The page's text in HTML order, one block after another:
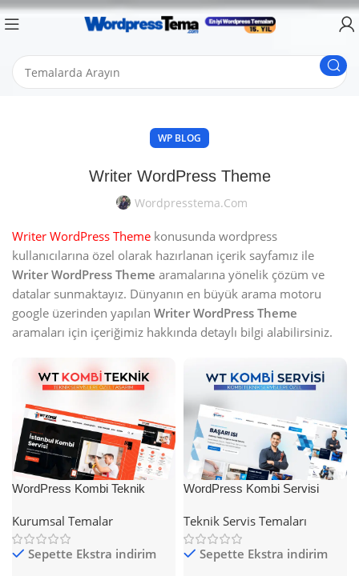
WP BLOG
Writer WordPress Theme
Wordpresstema.com
Writer WordPress Theme konusunda wordpress
kullanıcılarına özel olarak hazırlanan içerik sayfamız ile
Writer WordPress Theme aramalarına yönelik çözüm ve
datalar sunmaktayız. Dünyanın en büyük arama motoru
google üzerinden yapılan Writer WordPress Theme
aramaları için içeriğimiz hakkında detaylı bilgi alabilirsiniz.
WordPress Kombi Teknik
Kurumsal Temalar
Sepette Ekstra indirim
WordPress Kombi Servisi
Teknik Servis Temaları
Sepette Ekstra indirim